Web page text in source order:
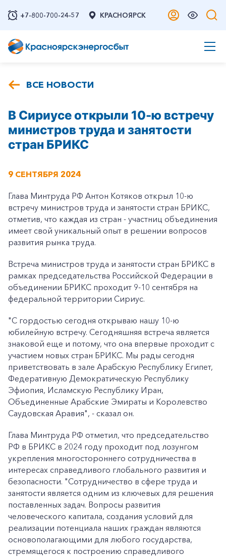
+7-800-700-24-57 КРАСНОЯРСК
ВСЕ НОВОСТИ
В Сириусе открыли 10-ю встречу
министров труда и занятости
стран БРИКС
9 СЕНТЯБРЯ 2024
Глава Минтруда РФ Антон Котяков открыл 10-ю
встречу министров труда и занятости стран БРИКС,
отметив, что каждая из стран - участниц объединения
имеет свой уникальный опыт в решении вопросов
развития рынка труда.
Встреча министров труда и занятости стран БРИКС в
рамках председательства Российской Федерации в
объединении БРИКС проходит 9-10 сентября на
федеральной территории Сириус.
"С гордостью сегодня открываю нашу 10-ю
юбилейную встречу. Сегодняшняя встреча является
знаковой еще и потому, что она впервые проходит с
участием новых стран БРИКС. Мы рады сегодня
приветствовать в зале Арабскую Республику Египет,
Федеративную Демократическую Республику
Эфиопия, Исламскую Республику Иран,
Объединенные Арабские Эмираты и Королевство
Саудовская Аравия", - сказал он.
Глава Минтруда РФ отметил, что председательство
РФ в БРИКС в 2024 году проходит под лозунгом
укрепления многостороннего сотрудничества в
интересах справедливого глобального развития и
безопасности. "Сотрудничество в сфере труда и
занятости является одним из ключевых для решения
поставленных задач. Вопросы развития
человеческого капитала, создания условий для
реализации потенциала наших граждан являются
основополагающими для любого государства,
стремящегося к построению справедливого